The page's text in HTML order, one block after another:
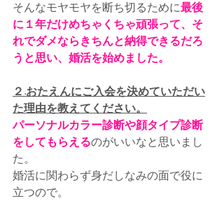
そんなモヤモヤを断ち切るために最後
に１年だけめちゃくちゃ頑張って、そ
れでダメならきちんと納得できるだろ
うと思い、婚活を始めました。
２.おたえんにご入会を決めていただい
た理由を教えてください。
パーソナルカラー診断や顔タイプ診断
をしてもらえるのがいいなと思いまし
た。
婚活に関わらず身だしなみの面で役に
立つので。